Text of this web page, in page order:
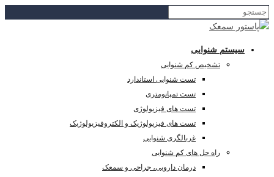
سیستم شنوایی
تشخیص کم شنوایی
تست شنوایی استاندارد
تست تمپانومتری
تست های فیزیولوژی
تست های فیزیولوژیک و الکتروفیزیولوژیک
غربالگری شنوایی
راه حل های کم شنوایی
درمان دارویی، جراحی و سمعک